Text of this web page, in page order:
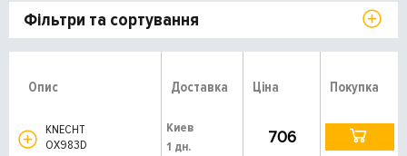
Фільтри та сортування
Опис Доставка Ціна Покупка
KNECHT
OX983D
Киев
1 дн.
706